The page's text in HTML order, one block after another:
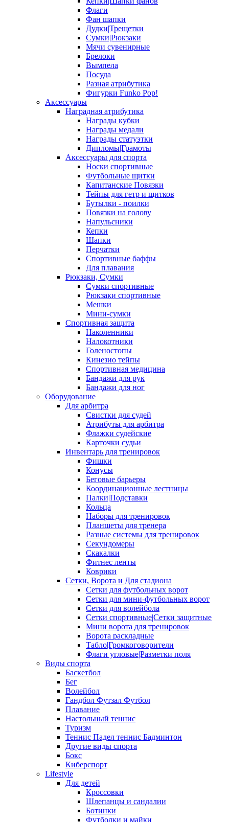
Флаги
Фан шапки
Дудки|Трещетки
Сумки|Рюкзаки
Мячи сувенирные
Брелоки
Вымпела
Посуда
Разная атрибутика
Фигурки Funko Pop!
Аксессуары
Наградная атрибутика
Награды кубки
Награды медали
Награды статуэтки
Дипломы|Грамоты
Аксессуары для спорта
Носки спортивные
Футбольные щитки
Капитанские Повязки
Тейпы для гетр и щитков
Бутылки - поилки
Повязки на голову
Напульсники
Кепки
Шапки
Перчатки
Спортивные баффы
Для плавания
Рюкзаки, Сумки
Сумки спортивные
Рюкзаки спортивные
Мешки
Мини-сумки
Спортивная защита
Наколенники
Налокотники
Голеностопы
Кинезио тейпы
Спортивная медицина
Бандажи для рук
Бандажи для ног
Оборудование
Для арбитра
Свистки для судей
Атрибуты для арбитра
Флажки судейские
Карточки судьи
Инвентарь для тренировок
Фишки
Конусы
Беговые барьеры
Координационные лестницы
Палки|Подставки
Кольца
Наборы для тренировок
Планшеты для тренера
Разные системы для тренировок
Секундомеры
Скакалки
Фитнес ленты
Коврики
Сетки, Ворота и Для стадиона
Сетки для футбольных ворот
Сетки для мини-футбольных ворот
Сетки для волейбола
Сетки спортивные|Сетки защитные
Мини ворота для тренировок
Ворота раскладные
Табло|Громкоговорители
Флаги угловые|Разметки поля
Виды спорта
Баскетбол
Бег
Волейбол
Гандбол Футзал Футбол
Плавание
Настольный теннис
Туризм
Теннис Падел теннис Бадминтон
Другие виды спорта
Бокс
Киберспорт
Lifestyle
Для детей
Кроссовки
Шлепанцы и сандалии
Ботинки
Футболки и майки